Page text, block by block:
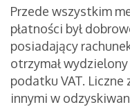
Przede wszystkim
płatności był
posiadający
otrzymał
podatku VAT.
innymi w